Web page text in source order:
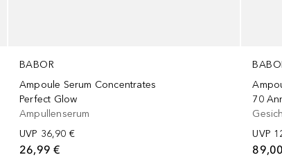
BABOR
Ampoule Serum Concentrates
Perfect Glow
Ampullenserum
UVP 36,90 €
26,99 €
70
UVP